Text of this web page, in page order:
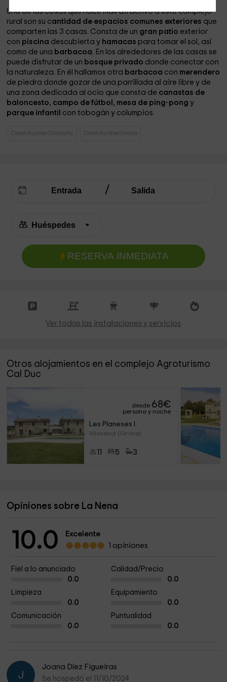
Una de las cosas que hace más atractivo a este complejo
rural son su cantidad de espacios comunes exteriores que
comparten las 3 casas. Consta de un gran patio exterior
con piscina descubierta y hamacas para tomar el sol, así
como de una barbacoa. En los alrededores de las casas se
puede disfrutar de un bosque privado donde conectar con
la naturaleza. En él hallamos otra barbacoa con merendero
de piedra donde gozar de una parrillada al aire libre y de
una zona dedicada al ocio que consta de canastas de
baloncesto, campo de fútbol , mesa de ping-pongy
parque infantil con tobogán y columpios.
Casas Rurales Cataluña Casas Rurales Girona
RESERVA INMEDIATA
Ver todas las instalaciones y servicios
Otros alojamientos en el complejo Agroturismo
Cal Duc
desde 68€
persona y noche
Les Planeses I
Vilavenut (Girona)
5 3
Opiniones sobre La Nena
10.0
Excelente
1 opiniones
Fiel a lo anunciado
0.0
Calidad/Precio
0.0
Limpieza
0.0
Equipamiento
0.0
Comunicación
0.0
Puntualidad
0.0
J
Joana Díez Figueiras
Se hospedó el 11/10/2024